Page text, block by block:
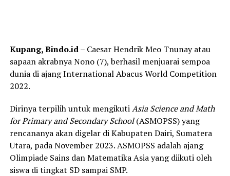
Kupang, Bindo.id– Caesar Hendrik Meo Tnunay atau
sapaan akrabnya Nono (7), berhasil menjuarai sempoa
dunia di ajang International Abacus World Competition
2022.
Dirinya terpilih untuk mengikutiAsia Science and Math
for Primary and Secondary School(ASMOPSS) yang
rencananya akan digelar di Kabupaten Dairi, Sumatera
Utara, pada November 2023. ASMOPSS adalah ajang
Olimpiade Sains dan Matematika Asia yang diikuti oleh
siswa di tingkat SD sampai SMP.